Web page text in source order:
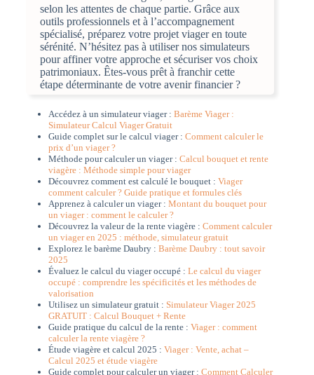
selon les attentes de chaque partie. Grâce aux
outils professionnels et à l’accompagnement
spécialisé, préparez votre projet viager en toute
sérénité. N’hésitez pas à utiliser nos simulateurs
pour affiner votre approche et sécuriser vos choix
patrimoniaux. Êtes-vous prêt à franchir cette
étape déterminante de votre avenir financier ?
Accédez à un simulateur viager :Barème Viager :
Simulateur Calcul Viager Gratuit
Guide complet sur le calcul viager :Comment calculer le
prix d’un viager ?
Méthode pour calculer un viager :Calcul bouquet et rente
viagère : Méthode simple pour viager
Découvrez comment est calculé le bouquet :Viager
comment calculer ? Guide pratique et formules clés
Apprenez à calculer un viager :Montant du bouquet pour
un viager : comment le calculer ?
Découvrez la valeur de la rente viagère :Comment calculer
un viager en 2025 : méthode, simulateur gratuit
Explorez le barème Daubry :Barème Daubry : tout savoir
2025
Évaluez le calcul du viager occupé :Le calcul du viager
occupé : comprendre les spécificités et les méthodes de
valorisation
Utilisez un simulateur gratuit : Simulateur Viager 2025
GRATUIT : Calcul Bouquet + Rente
Guide pratique du calcul de la rente :Viager : comment
calculer la rente viagère ?
Étude viagère et calcul 2025 :Viager : Vente, achat –
Calcul 2025 et étude viagère
Guide complet pour calculer un viager :Comment Calculer